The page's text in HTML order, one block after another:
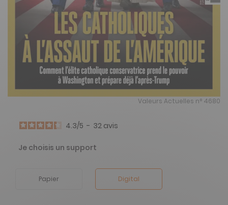
Valeurs Actuelles n° 4680
4.3/5 - 32 avis
Je choisis un support
Papier Digital